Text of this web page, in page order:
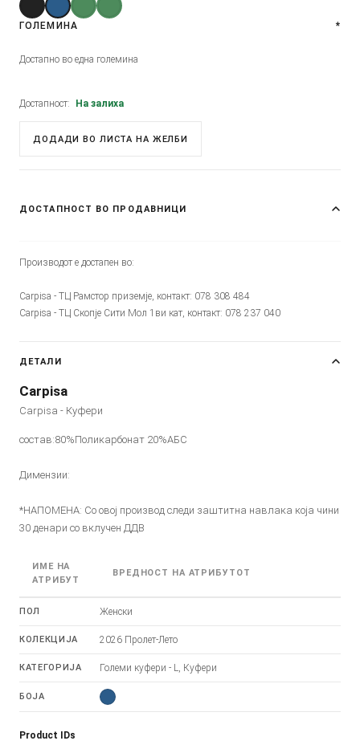
ГОЛЕМИНА *
Достапно во една големина
Достапност: На залиха
ДОДАДИ ВО ЛИСТА НА ЖЕЛБИ
ДОСТАПНОСТ ВО ПРОДАВНИЦИ
Производот е достапен во:
Carpisa - ТЦ Рамстор приземје, контакт: 078 308 484
Carpisa - ТЦ Скопје Сити Мол 1ви кат, контакт: 078 237 040
ДЕТАЛИ
Carpisa
Carpisa - Куфери
состав:80%Поликарбонат 20%АБС
Димензии:
*НАПОМЕНА: Со овој производ следи заштитна навлака која чини
30 денари со вклучен ДДВ
ИМЕ НА
АТРИБУТ
ВРЕДНОСТ НА АТРИБУТОТ
ПОЛ Женски
КОЛЕКЦИЈА 2026 Пролет-Лето
КАТЕГОРИЈА Големи куфери - L, Куфери
БОЈА
Product IDs